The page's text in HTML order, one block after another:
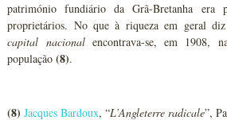
património fundiário da Grã-Bretanha era
proprietários. No que à riqueza em geral
capital nacionalencontrava-se, em 1908,
população(8).
(8) Jacques Bardoux, “L’Angleterre radicale”,